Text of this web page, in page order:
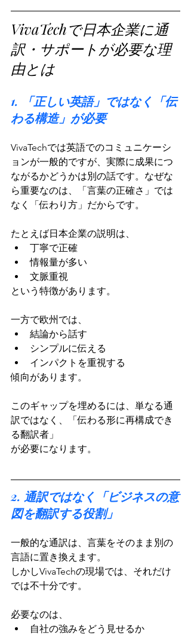
VivaTechで日本企業に通
訳・サポートが必要な理
由とは
1. 「正しい英語」ではなく「伝
わる構造」が必要
VivaTechでは英語でのコミュニケーシ
ョンが一般的ですが、実際に成果につ
ながるかどうかは別の話です。なぜな
ら重要なのは、「言葉の正確さ」では
なく「伝わり方」だからです。
たとえば日本企業の説明は、
丁寧で正確
情報量が多い
文脈重視
という特徴があります。
一方で欧州では、
結論から話す
シンプルに伝える
インパクトを重視する
傾向があります。
このギャップを埋めるには、単なる通
訳ではなく、「伝わる形に再構成でき
る翻訳者」
が必要になります。
2. 通訳ではなく「ビジネスの意
図を翻訳する役割」
一般的な通訳は、言葉をそのまま別の
言語に置き換えます。
しかしVivaTechの現場では、それだけ
では不十分です。
必要なのは、
自社の強みをどう見せるか